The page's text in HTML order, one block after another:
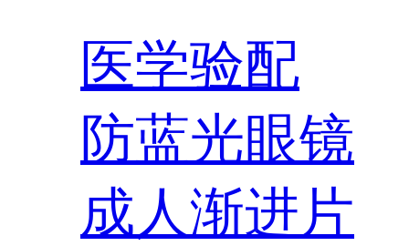
医学验配
防蓝光眼镜
成人渐进片